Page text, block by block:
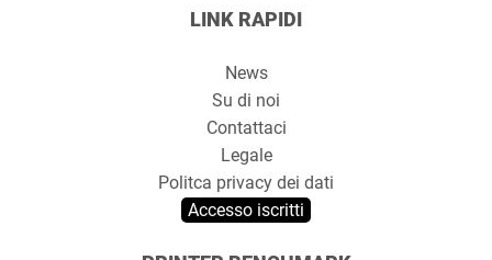
LINK RAPIDI
News
Su di noi
Contattaci
Legale
Politca privacy dei dati
Accesso iscritti